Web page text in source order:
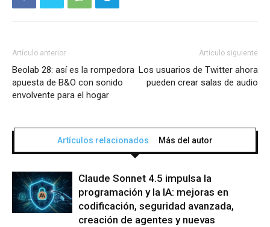
Artículo anterior
Beolab 28: así es la rompedora
apuesta de B&O con sonido
envolvente para el hogar
Artículo siguiente
Los usuarios de Twitter ahora
pueden crear salas de audio
Artículos relacionados Más del autor
Claude Sonnet 4.5 impulsa la
programación y la IA: mejoras en
codificación, seguridad avanzada,
creación de agentes y nuevas